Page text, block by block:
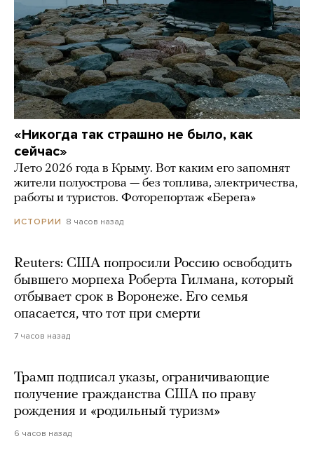
«Никогда так страшно не было, как
сейчас»
Лето 2026 года в Крыму. Вот каким его запомнят
жители полуострова — без топлива, электричества,
работы и туристов. Фоторепортаж «Берега»
ИСТОРИИ 8 часов назад
Reuters: США попросили Россию освободить
бывшего морпеха Роберта Гилмана, который
отбывает срок в Воронеже. Его семья
опасается, что тот при смерти
7 часов назад
Трамп подписал указы, ограничивающие
получение гражданства США по праву
рождения и «родильный туризм»
6 часов назад